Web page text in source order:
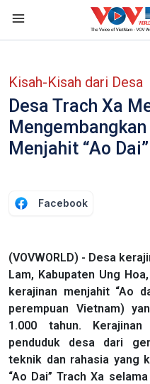
Kisah-Kisah dari Desa
Desa Trach Xa
Menjahit “Ao
Facebook
(VOVWORLD) - Desa
Lam, Kabupaten Ung
kerajinan menjahit “Ao
perempuan Vietnam)
1.000 tahun.
penduduk desa dari
teknik dan rahasia yang
“Ao Dai” Trach Xa